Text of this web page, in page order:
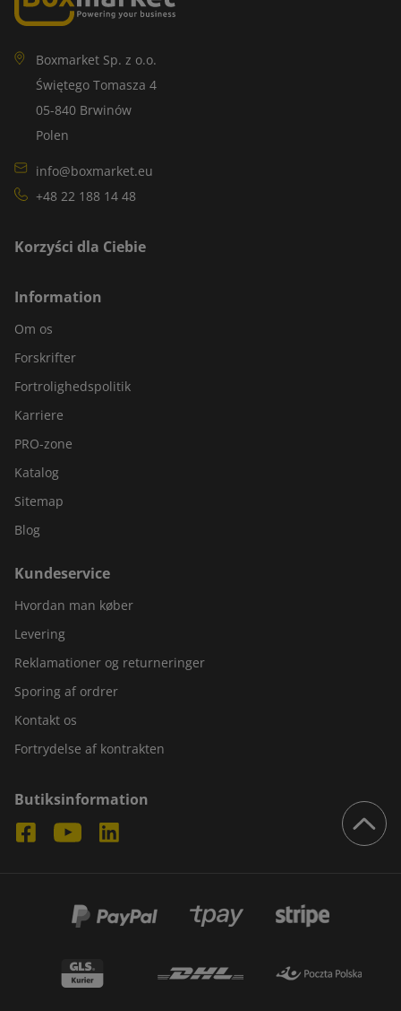
Boxmarket Sp. z o.o.
Świętego Tomasza 4
05-840 Brwinów
Polen
info@boxmarket.eu
+48 22 188 14 48
Korzyści dla Ciebie
Information
Om os
Forskrifter
Fortrolighedspolitik
Karriere
PRO-zone
Katalog
Sitemap
Blog
Kundeservice
Hvordan man køber
Levering
Reklamationer og returneringer
Sporing af ordrer
Kontakt os
Fortrydelse af kontrakten
Butiksinformation